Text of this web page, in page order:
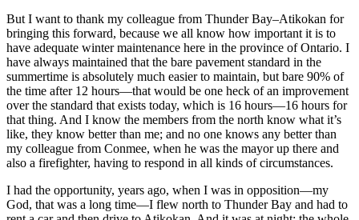
But I want to thank my colleague from Thunder Bay–Atikokan for
bringing this forward, because we all know how important it is to
have adequate winter maintenance here in the province of Ontario. I
have always maintained that the bare pavement standard in the
summertime is absolutely much easier to maintain, but bare 90% of
the time after 12 hours—that would be one heck of an improvement
over the standard that exists today, which is 16 hours—16 hours for
that thing. And I know the members from the north know what it’s
like, they know better than me; and no one knows any better than
my colleague from Conmee, when he was the mayor up there and
also a firefighter, having to respond in all kinds of circumstances.
I had the opportunity, years ago, when I was in opposition—my
God, that was a long time—I flew north to Thunder Bay and had to